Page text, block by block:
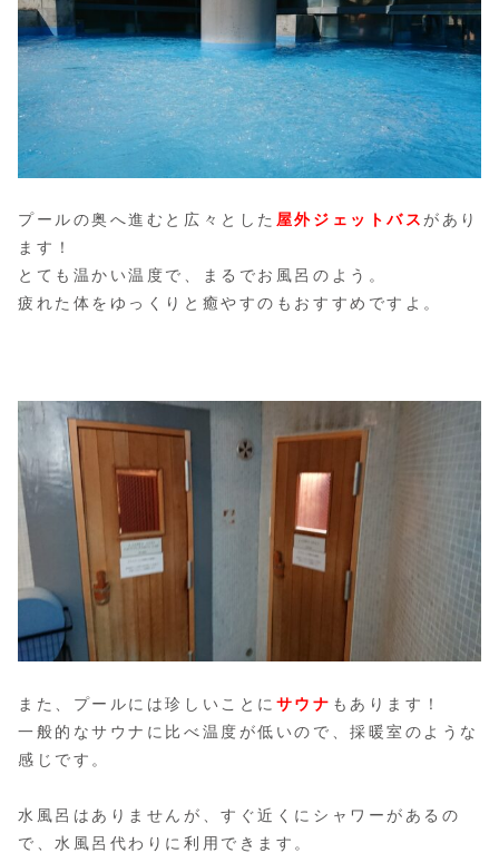
プールの奥へ進むと広々とした 屋外ジェットバス があり
ます！
とても温かい温度で、まるでお風呂のよう。
疲れた体をゆっくりと癒やすのもおすすめですよ。
また、プールには珍しいことに サウナ もあります！
一般的なサウナに比べ温度が低いので、採暖室のような
感じです。
水風呂はありませんが、すぐ近くにシャワーがあるの
で、水風呂代わりに利用できます。